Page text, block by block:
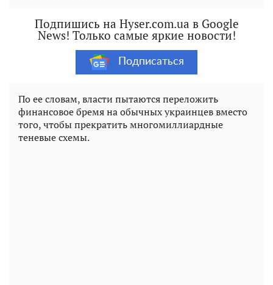
Подпишись на Hyser.com.ua в Google
News! Только самые яркие новости!
Подписаться
По ее словам, власти пытаются переложить
финансовое бремя на обычных украинцев вместо
того, чтобы прекратить многомиллиардные
теневые схемы.